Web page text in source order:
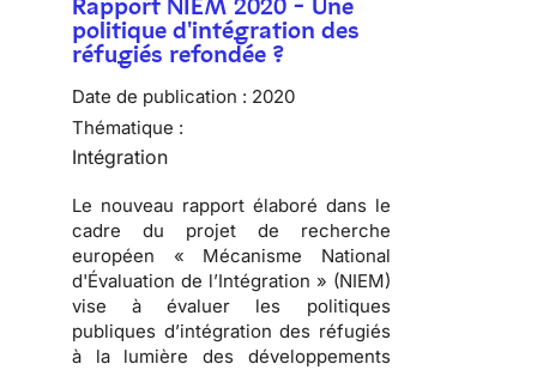
Rapport NIEM 2020 - Une
politique d'intégration des
réfugiés refondée ?
Date de publication : 2020
Thématique :
Intégration
Le nouveau rapport élaboré dans le
cadre du projet de recherche
européen « Mécanisme National
d'Évaluation de l’Intégration » (NIEM)
vise à évaluer les politiques
publiques d’intégration des réfugiés
à la lumière des développements